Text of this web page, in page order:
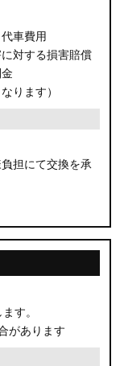
車費用
対する損害賠償
ります）
担にて交換を承
す。
があります